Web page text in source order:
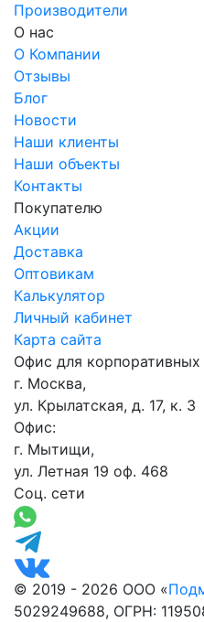
Производители
О нас
О Компании
Отзывы
Блог
Новости
Наши клиенты
Наши объекты
Контакты
Покупателю
Акции
Доставка
Оптовикам
Калькулятор
Личный кабинет
Карта сайта
Офис для корпоративных
г. Москва,
ул. Крылатская, д. 17, к. 3
Офис:
г. Мытищи,
ул. Летная 19 оф. 468
Соц. сети
© 2019 - 2026 ООО «
5029249688, ОГРН: